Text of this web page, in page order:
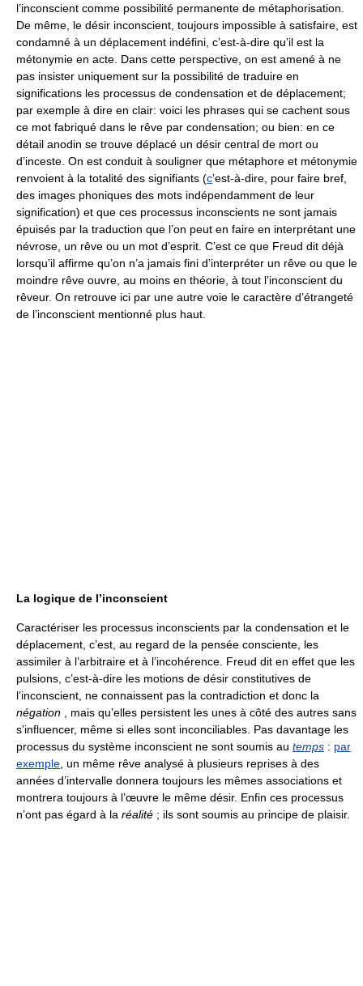
l’inconscient comme possibilité permanente de métaphorisation.
De même, le désir inconscient, toujours impossible à satisfaire, est
condamné à un déplacement indéfini, c’est-à-dire qu’il est la
métonymie en acte. Dans cette perspective, on est amené à ne
pas insister uniquement sur la possibilité de traduire en
significations les processus de condensation et de déplacement;
par exemple à dire en clair: voici les phrases qui se cachent sous
ce mot fabriqué dans le rêve par condensation; ou bien: en ce
détail anodin se trouve déplacé un désir central de mort ou
d’inceste. On est conduit à souligner que métaphore et métonymie
renvoient à la totalité des signifiants (c’est-à-dire, pour faire bref,
des images phoniques des mots indépendamment de leur
signification) et que ces processus inconscients ne sont jamais
épuisés par la traduction que l’on peut en faire en interprétant une
névrose, un rêve ou un mot d’esprit. C’est ce que Freud dit déjà
lorsqu’il affirme qu’on n’a jamais fini d’interpréter un rêve ou que le
moindre rêve ouvre, au moins en théorie, à tout l’inconscient du
rêveur. On retrouve ici par une autre voie le caractère d’étrangeté
de l’inconscient mentionné plus haut.
La logique de l’inconscient
Caractériser les processus inconscients par la condensation et le
déplacement, c’est, au regard de la pensée consciente, les
assimiler à l’arbitraire et à l’incohérence. Freud dit en effet que les
pulsions, c’est-à-dire les motions de désir constitutives de
l’inconscient, ne connaissent pas la contradiction et donc la
négation , mais qu’elles persistent les unes à côté des autres sans
s’influencer, même si elles sont inconciliables. Pas davantage les
processus du système inconscient ne sont soumis au temps : par
exemple , un même rêve analysé à plusieurs reprises à des
années d’intervalle donnera toujours les mêmes associations et
montrera toujours à l’œuvre le même désir. Enfin ces processus
n’ont pas égard à la réalité ; ils sont soumis au principe de plaisir.